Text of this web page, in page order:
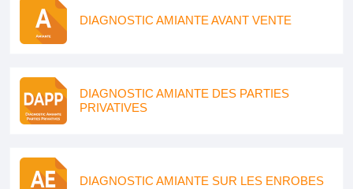
DIAGNOSTIC AMIANTE AVANT VENTE
DIAGNOSTIC AMIANTE DES PARTIES
PRIVATIVES
DIAGNOSTIC AMIANTE SUR LES ENROBES